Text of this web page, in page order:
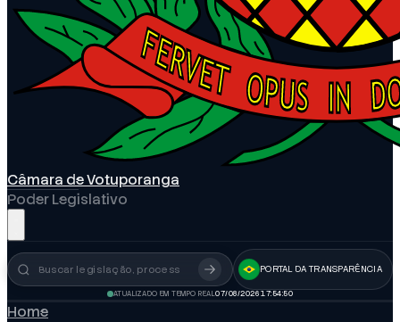
Câmara de Votuporanga
Poder Legislativo
Busca no portal PORTAL DA TRANSPARÊNCIA
ATUALIZADO EM TEMPO REAL07/08/2026 17:54:51
Home